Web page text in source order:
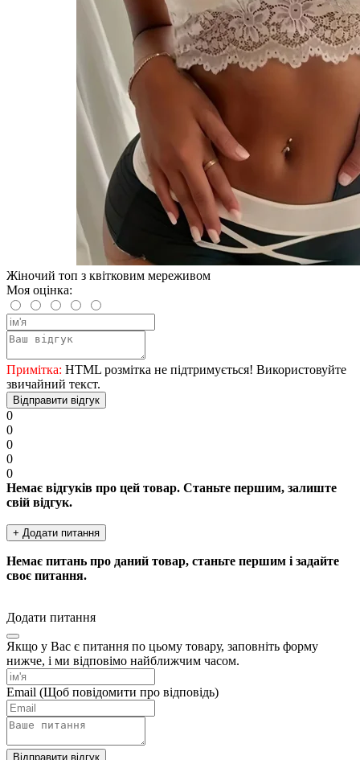
Жіночий топ з квітковим мереживом
Моя оцінка:
Примітка: HTML розмітка не підтримується! Використовуйте
звичайний текст.
Відправити відгук
0
0
0
0
0
Немає відгуків про цей товар. Станьте першим, залиште
свій відгук.
+ Додати питання
Немає питань про даний товар, станьте першим і задайте
своє питання.
Додати питання
Якщо у Вас є питання по цьому товару, заповніть форму
нижче, і ми відповімо найближчим часом.
Email (Щоб повідомити про відповідь)
Відправити відгук